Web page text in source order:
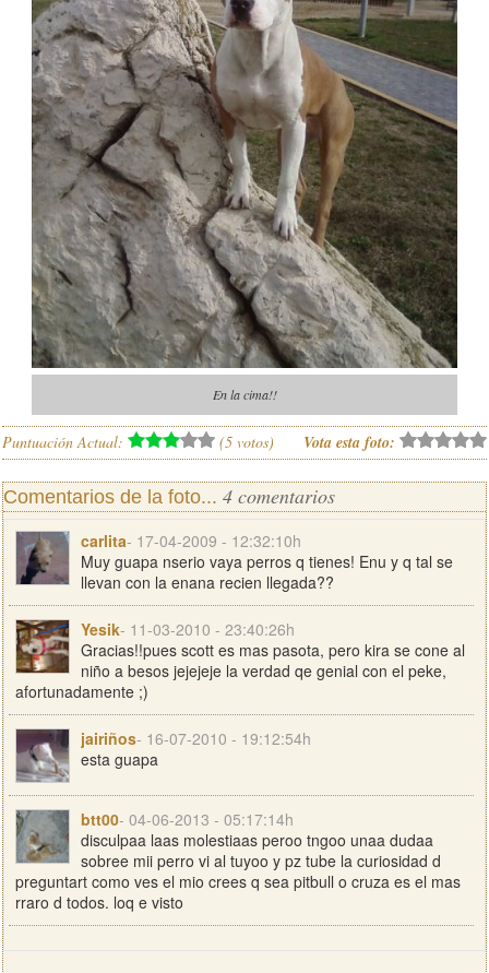
En la cima!!
Puntuación Actual: (5 votos) Vota esta foto:
Comentarios de la foto... 4 comentarios
carlita- 17-04-2009 - 12:32:10h
Muy guapa nserio vaya perros q tienes! Enu y q tal se
llevan con la enana recien llegada??
Yesik- 11-03-2010 - 23:40:26h
Gracias!!pues scott es mas pasota, pero kira se cone al
niño a besos jejejeje la verdad qe genial con el peke,
afortunadamente ;)
jairiños- 16-07-2010 - 19:12:54h
esta guapa
btt00- 04-06-2013 - 05:17:14h
disculpaa laas molestiaas peroo tngoo unaa dudaa
sobree mii perro vi al tuyoo y pz tube la curiosidad d
preguntart como ves el mio crees q sea pitbull o cruza es el mas
rraro d todos. loq e visto